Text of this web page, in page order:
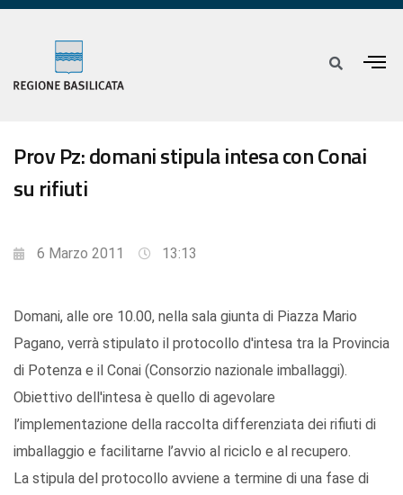
Prov Pz: domani stipula intesa con Conai
su rifiuti
6 Marzo 2011 13:13
Domani, alle ore 10.00, nella sala giunta di Piazza Mario
Pagano, verrà stipulato il protocollo d'intesa tra la Provincia
di Potenza e il Conai (Consorzio nazionale imballaggi).
Obiettivo dell'intesa è quello di agevolare
l’implementazione della raccolta differenziata dei rifiuti di
imballaggio e facilitarne l’avvio al riciclo e al recupero.
La stipula del protocollo avviene a termine di una fase di